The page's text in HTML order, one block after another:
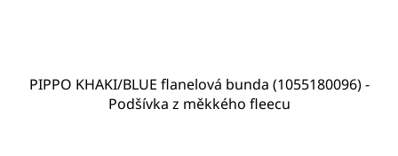
PIPPO KHAKI/BLUE flanelová bunda (1055180096) -
Podšívka z měkkého fleecu